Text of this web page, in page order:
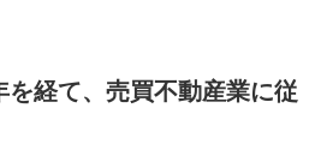
経て、売買不動産業に従